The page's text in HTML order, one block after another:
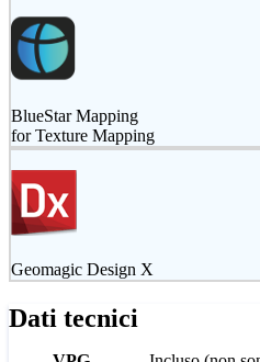
BlueStar Mapping
for Texture Mapping
Geomagic Design X
Dati tecnici